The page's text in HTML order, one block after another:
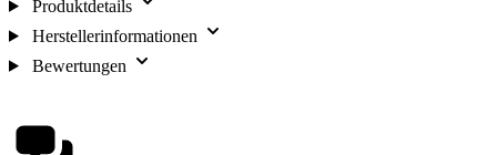
Produktdetails
Herstellerinformationen
Bewertungen